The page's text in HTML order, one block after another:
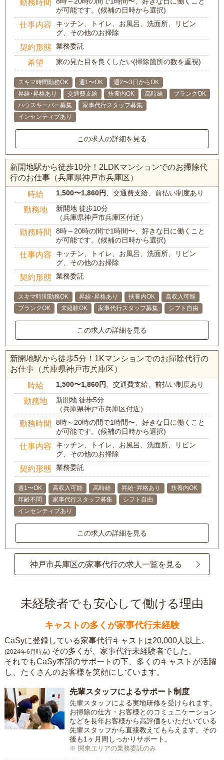
勤務時間
が可能です。(候補の日時から選択)
仕事内容
キッチン、トイレ、お風呂、洗面所、リビン
グ、その他のお掃除
契約形態 業務委託
希望 家の見た目を良くしたい(掃除箇所の数を重視)
スキマ時間勤務OK 週1〜OK
週2〜3日からOK
昇給･昇格あり
交通費支給 扶養内OK 高時給
ブランクOK
ハウスキーパー募集
家事代行スタッフ募集
インセンティブあり
この求人の詳細を見る
新開地駅から徒歩10分！2LDKマンションでのお掃除代
行のお仕事（兵庫県神戸市兵庫区）
時給 1,500〜1,860円 、交通費支給、前払い制度あり
勤務地
新開地 徒歩10分
（兵庫県神戸市兵庫区付近）
勤務時間
8時～20時の間で1時間〜、好きな日に働くこと
が可能です。(候補の日時から選択)
仕事内容
キッチン、トイレ、お風呂、洗面所、リビン
グ、その他のお掃除
契約形態 業務委託
スキマ時間勤務OK 昇給･昇格あり 扶養内OK
高収入可能
ブランクOK
未経験OK 家事代行スタッフ募集 シフト自由
この求人の詳細を見る
新開地駅から徒歩5分！1Kマンションでのお掃除代行の
お仕事（兵庫県神戸市兵庫区）
時給 1,500〜1,860円 、交通費支給、前払い制度あり
勤務地
新開地 徒歩5分
（兵庫県神戸市兵庫区付近）
勤務時間
8時～20時の間で1時間〜、好きな日に働くこと
が可能です。(候補の日時から選択)
仕事内容
キッチン、トイレ、お風呂、洗面所、リビン
グ、その他のお掃除
契約形態 業務委託
週1〜OK 高収入可能 高時給 昇給･昇格あり
扶養内OK
年齢不問
家事代行スタッフ募集
シフト自由
インセンティブあり
この求人の詳細を見る
神戸市兵庫区の家事代行の求人一覧を見る
未経験者でも安心して働ける理由
キャストの多くが家事代行未経験
CaSyに登録している家事代行キャストは20,000人以上。
(2024年6月時点) その多くが、家事代行未経験者でした。
それでもCaSy本部のサポートの下、多くのキャストが活躍
し、たくさんのお客様を笑顔にしています。
先輩スタッフによるサポート制度
先輩スタッフによる実地研修を受けられます。
お掃除の仕方・お客様とのコミュニケーション
などを長年お客様から高評価をいただいている
先輩スタッフから直接教えてもらえます。その
後も1ヶ月間しっかりサポート。
※ 関東エリアの業務委託のみ